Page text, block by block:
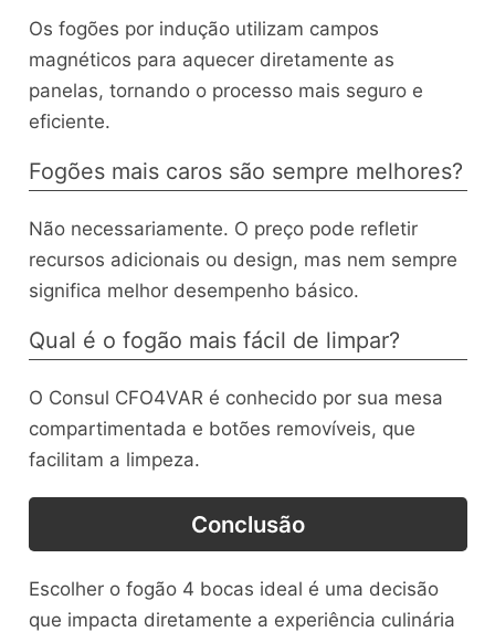
Os fogões por indução utilizam campos
magnéticos para aquecer diretamente as
panelas, tornando o processo mais seguro e
eficiente.
Fogões mais caros são sempre melhores?
Não necessariamente. O preço pode refletir
recursos adicionais ou design, mas nem sempre
significa melhor desempenho básico.
Qual é o fogão mais fácil de limpar?
O Consul CFO4VAR é conhecido por sua mesa
compartimentada e botões removíveis, que
facilitam a limpeza.
Conclusão
Escolher o fogão 4 bocas ideal é uma decisão
que impacta diretamente a experiência culinária